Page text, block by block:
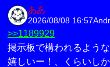
ああ
2026/08/08 16:57
>>1189929
掲示板で構われるよう
嬉しいー！、くらいし